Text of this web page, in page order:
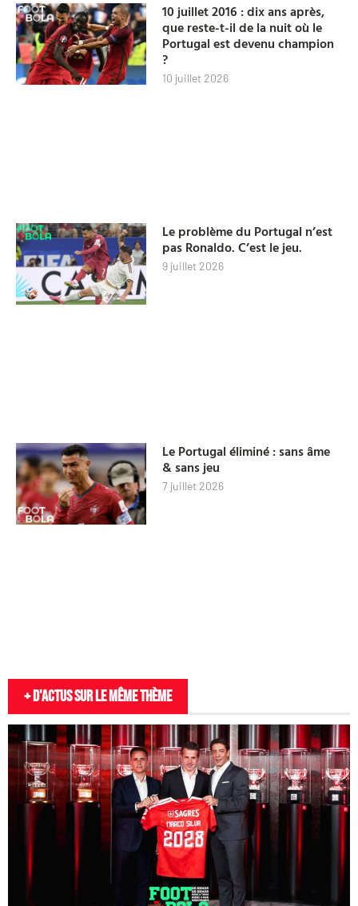
10 juillet 2016 : dix ans après,
que reste-t-il de la nuit où le
Portugal est devenu champion
?
10 juillet 2026
Le problème du Portugal n’est
pas Ronaldo. C’est le jeu.
9 juillet 2026
Le Portugal éliminé : sans âme
& sans jeu
7 juillet 2026
+ D'actus sur le même thème